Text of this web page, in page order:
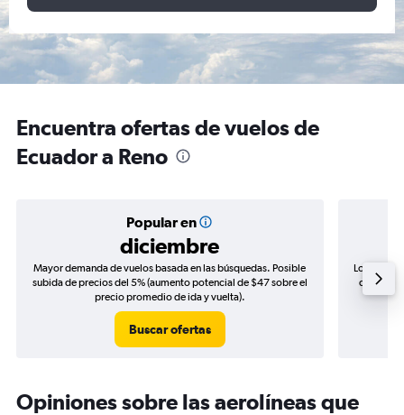
Encuentra ofertas de vuelos de
Ecuador a Reno
Popular en
diciembre
Mayor demanda de vuelos basada en las búsquedas. Posible
subida de precios del 5% (aumento potencial de $47 sobre el
precio promedio de ida y vuelta).
Buscar ofertas
Los
de
Opiniones sobre las aerolíneas que